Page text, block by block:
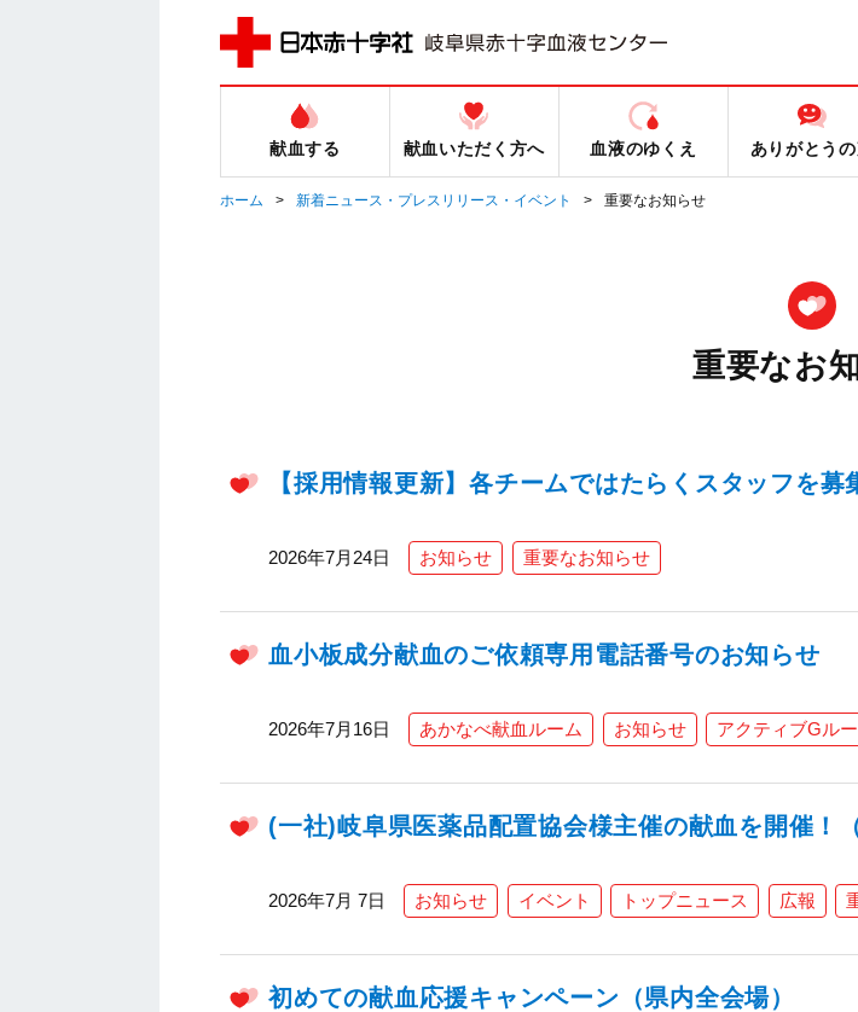
献血する 献血いただく方へ 血液のゆくえ ありがとう
ホーム 新着ニュース・プレスリリース・イベント 重要なお知らせ
重要なお
【採用情報更新】各チームではたらくスタッフを募
2026年7月24日 お知らせ 重要なお知らせ
血小板成分献血のご依頼専用電話番号のお知らせ
2026年7月16日 あかなべ献血ルーム お知らせ アクティブGル
(一社)岐阜県医薬品配置協会様主催の献血を開催！
2026年7月 7日 お知らせ イベント トップニュース 広報
初めての献血応援キャンペーン（県内全会場）